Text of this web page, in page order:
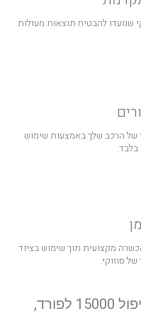
שנועדו להבטיח תוצאות מעולות
של הרכב שלך באמצעות שימוש
בלבד.
מקצועית תוך שימוש בציוד
סוזוקי.
תגיות: טיפול 10000 לפורד, טיפול 15000 לפורד,